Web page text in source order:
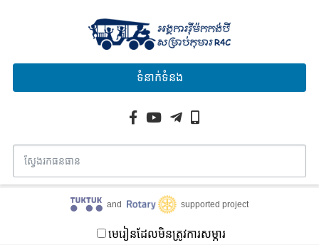
ទំនាក់ទំនង
and supported project
មេរៀនដែលមិនត្រូវការសម្ភារ